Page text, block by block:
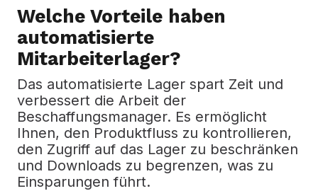
Welche Vorteile haben
automatisierte
Mitarbeiterlager?
Das automatisierte Lager spart Zeit und
verbessert die Arbeit der
Beschaffungsmanager. Es ermöglicht
Ihnen, den Produktfluss zu kontrollieren,
den Zugriff auf das Lager zu beschränken
und Downloads zu begrenzen, was zu
Einsparungen führt.